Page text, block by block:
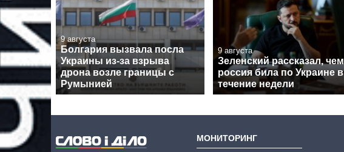
9 августа
Болгария вызвала посла
Украины из-за взрыва
дрона возле границы с
Румынией
9 августа
Зеленский рассказал, чем
россия била по Украине в
течение недели
МОНИТОРИНГ